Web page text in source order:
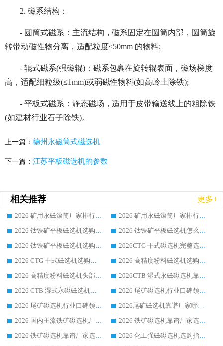
2. 磁系结构：
- 圆筒式磁系：主流结构，磁系固定在圆筒内部，圆筒旋
转带动磁性物分离，适配粒度≤50mm 的物料;
- 辊式磁系(强磁辊)：磁系包裹在旋转辊表面，磁场梯度
高，适配细粒级(≤1mm)或弱磁性物料(如高岭土除铁);
- 平板式磁系：静态磁场，适用于皮带输送线上的粗除铁
(如建材行业石子除铁)。
上一篇： 德州永磁筒式磁选机
下一篇： 江苏平板磁选机的参数
相关推荐 更多+
2026 矿用永磁滚筒厂家排行榜选购干货指南 行业口碑标杆华体会手机网页版-华体会(中国) 实力出众
2026 矿用永磁滚筒厂家排行榜选购指南，行业口碑领域强者华体会手机网页版-华体会(中国)
2026 钛铁矿平板磁选机选购全攻略 市场公认优质品牌厂家实力排行榜
2026 钛铁矿平板磁选机怎么选 靠谱生产企业实力排行榜选购参考攻略
2026 钛铁矿平板磁选机选购指南 行业口碑优选品牌生产企业实力排行榜
2026CTG 干式磁选机完整选购指南 行业口碑顶尖靠谱生产龙头厂家实力推荐
2026 CTG 干式磁选机选购指南|行业口碑靠谱生产厂家领域强者推荐
2026 高精度粉料磁选机选购全攻略 行业优质品牌华体会手机网页版-华体会(中国) 实力深度解析
2026 高精度粉料磁选机头部厂家选购指南 行业口碑靠谱品牌推荐 领域强者华体会手机网页版-华体会(中国) 解析
2026CTB 湿式永磁磁选机靠谱厂家实力排行榜 铁矿选矿设备采购全流程选购指南
2026 CTB 湿式永磁磁选机选购指南|行业口碑良好品牌推荐，领域强者华体会手机网页版-华体会(中国)
2026 尾矿磁选机行业口碑领域强者，源头直供国内主流厂家华体会手机网页版-华体会(中国) 一站式服务
2026 尾矿磁选机行业口碑领域强者，源头直供国内主流厂家华体会手机网页版-华体会(中国) 一站式服务
2026尾矿磁选机靠谱厂家哪家好 行业口碑领域强者华体会手机网页版-华体会(中国) 推荐
2026 国内主流铁矿磁选机厂家选购指南|行业口碑好品牌推荐，领域强者华体会手机网页版-华体会(中国)
2026 铁矿磁选机靠谱厂家选购全攻略 行业标杆华体会手机网页版-华体会(中国) 设备性价比出众
2026 铁矿磁选机靠谱厂家选购指南，领域强者华体会手机网页版-华体会(中国) 铁矿磁选机性价比高
2026 化工强磁磁选机选购指南 5 家行业口碑靠谱厂家领域强者推荐